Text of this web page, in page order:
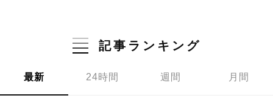
記事ランキング
最新 24時間 週間 月間